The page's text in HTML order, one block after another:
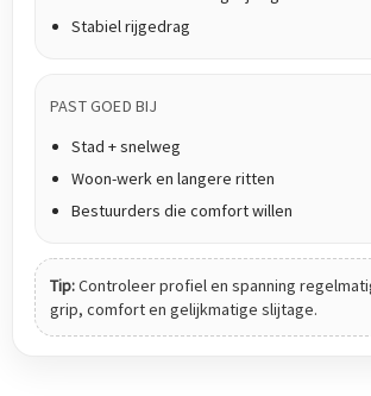
Stabiel rijgedrag
PAST GOED BIJ
Stad + snelweg
Woon-werk en langere ritten
Bestuurders die comfort willen
Tip:Controleer profiel en spanning
grip, comfort en gelijkmatige slijtage.